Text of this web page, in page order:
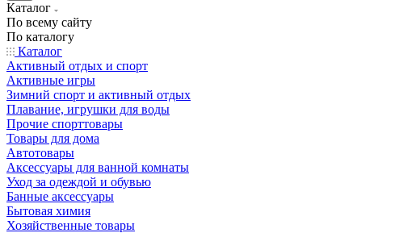
Каталог
По всему сайту
По каталогу
Каталог
Активный отдых и спорт
Активные игры
Зимний спорт и активный отдых
Плавание, игрушки для воды
Прочие спорттовары
Товары для дома
Автотовары
Аксессуары для ванной комнаты
Уход за одеждой и обувью
Банные аксессуары
Бытовая химия
Хозяйственные товары